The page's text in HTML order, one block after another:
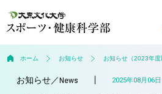
ホーム お知らせ お知らせ（2023年度
お知らせ／ News 2025年08月06日